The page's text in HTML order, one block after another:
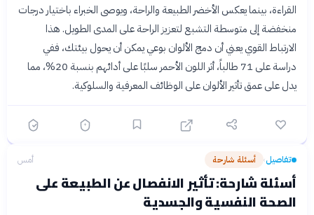
القراءة، بينما يعكس الأخضر الطبيعة والراحة، ويوصى الخبراء باختيار درجات
منخفضة إلى متوسطة التشبع لتعزيز الراحة على المدى الطويل. هذا
الارتباط القوي يعني أن دمج الألوان بوعي يمكن أن يحول بيئتك، ففي
دراسة على 71 طالباً، أثر اللون الأحمر سلبًا على أدائهم بنسبة 20%، مما
يدل على عمق تأثير الألوان على الوظائف المعرفية والسلوكية.
تفاصيل› أسئلة شارحة أمس
أسئلة شارحة: تأثير الانفصال عن الطبيعة على
الصحة النفسية والجسدية